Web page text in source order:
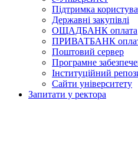
Підтримка
Державні закупівлі
ОЩАДБАНК оплата
ПРИВАТБАНК
Поштовий сервер
Програмне
Інституційний
Сайти університету
Запитати у ректора